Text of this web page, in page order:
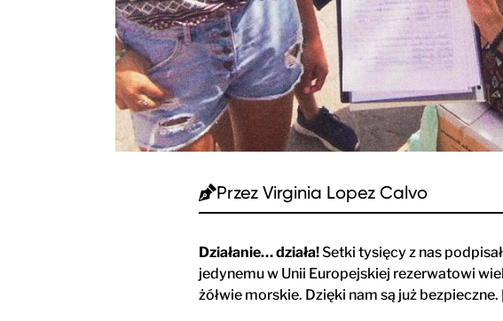
Przez Virginia Lopez Calvo
Działanie… działa! Setki tysięcy z nas
jedynemu w Unii Europejskiej rezerwatowi
żółwie morskie. Dzięki nam są już bezpieczne.